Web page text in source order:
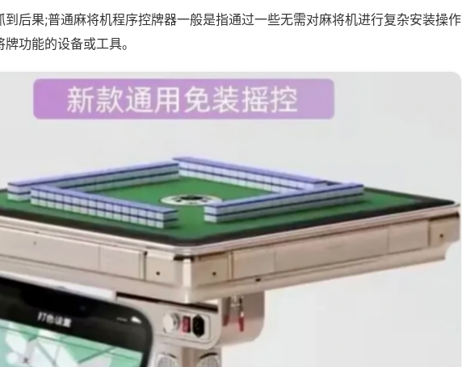
到后果;普通麻将机程序控牌器一般是指通过一些无需对麻将机进行复杂安装操作
功能的设备或工具。